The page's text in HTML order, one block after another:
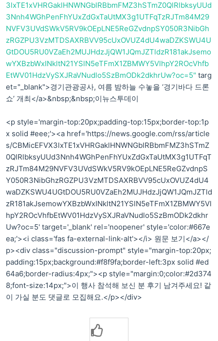
3lxTE1xVHRGaklHNWNGblRBbmFMZ3hSTmZ0QlRlbksyUUd
3Nnh4WGhPenFhYUxZdGxTaUtMX3g1UTFqTzRJTm84M29
NVFV3UVdSWkV5RV9kOEpLNE5ReGZvdnpSY050R3NibGh
zRGZPU3VzMTDSAXRBVV95cUxOVUZ4dU4waDZKSWU4U
GtDOU5RU0VZaEh2MUJHdzJjQW1JQmJZTldzR181akJsemo
wYXBzbWxINkltN21YSlN5eTFmX1ZBMWY5VlhpY2ROcVhfb
EtWV01HdzVySXJRaVNudlo5SzBmODk2dkhrUw?oc=5" targ
et="_blank">경기관광공사, 여름 밤하늘 수놓을 ‘경기바다 드론
쇼’ 개최</a>&nbsp;&nbsp;이뉴스투데이
<p style='margin-top:20px;padding-top:15px;border-top:1p
x solid #eee;'><a href='https://news.google.com/rss/article
s/CBMicEFVX3lxTE1xVHRGaklHNWNGblRBbmFMZ3hSTmZ
0QlRlbksyUUd3Nnh4WGhPenFhYUxZdGxTaUtMX3g1UTFqT
zRJTm84M29NVFV3UVdSWkV5RV9kOEpLNE5ReGZvdnpS
Y050R3NibGhzRGZPU3VzMTDSAXRBVV95cUxOVUZ4dU4
waDZKSWU4UGtDOU5RU0VZaEh2MUJHdzJjQW1JQmJZTld
zR181akJsemowYXBzbWxINkltN21YSlN5eTFmX1ZBMWY5Vl
hpY2ROcVhfbEtWV01HdzVySXJRaVNudlo5SzBmODk2dkhr
Uw?oc=5' target='_blank' rel='noopener' style='color:#667e
ea;'><i class='fas fa-external-link-alt'></i> 원문 보기</a></
p><div class="discussion-prompt" style="margin-top:20px;
padding:15px;background:#f8f9fa;border-left:3px solid #ed
64a6;border-radius:4px;"><p style="margin:0;color:#2d374
8;font-size:14px;">이 행사 참석해 보신 분 후기 남겨주세요! 같
이 가실 분도 댓글로 모집해요.</p></div>